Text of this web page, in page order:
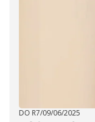
DO R7/09/06/2025